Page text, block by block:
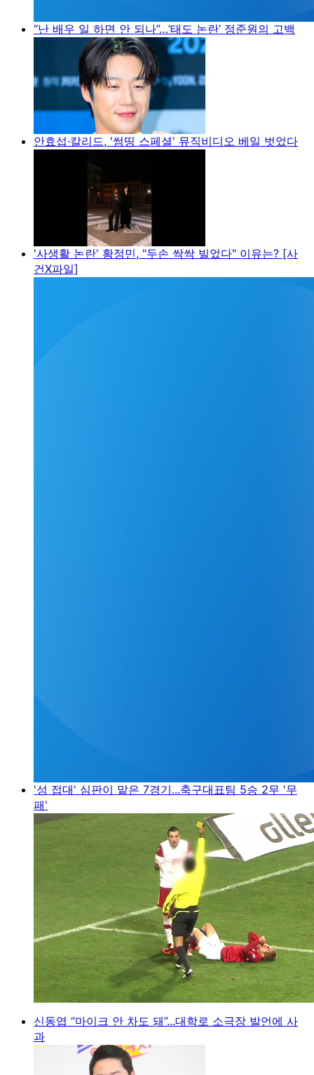
“난 배우 일 하면 안 되나”…‘태도 논란’ 정준원의 고백
안효섭·칼리드, '썸띵 스페셜' 뮤직비디오 베일 벗었다
'사생활 논란' 황정민, "두손 싹싹 빌었다" 이유는? [사
건X파일]
'성 접대' 심판이 맡은 7경기...축구대표팀 5승 2무 '무
패'
신동엽 “마이크 안 차도 돼”...대학로 소극장 발언에 사
과